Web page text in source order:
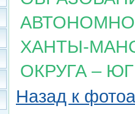
ХАНТЫ-
ОКРУГА –
Назад к